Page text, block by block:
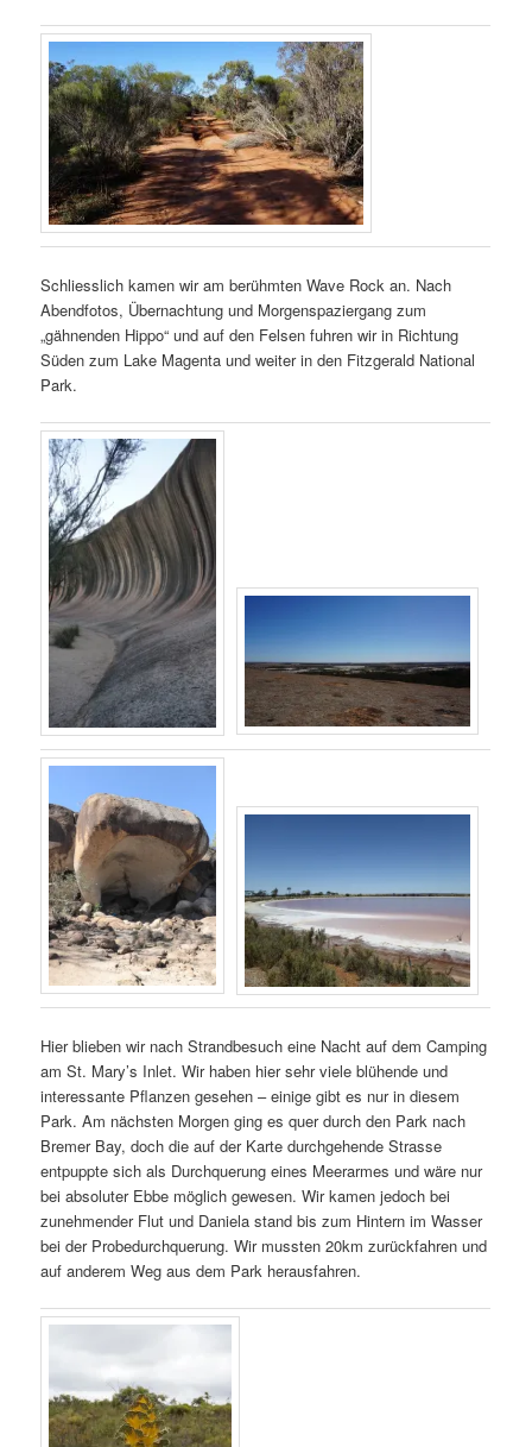
Schliesslich kamen wir am berühmten Wave Rock an. Nach
Abendfotos, Übernachtung und Morgenspaziergang zum
„gähnenden Hippo“ und auf den Felsen fuhren wir in Richtung
Süden zum Lake Magenta und weiter in den Fitzgerald National
Park.
Hier blieben wir nach Strandbesuch eine Nacht auf dem Camping
am St. Mary’s Inlet. Wir haben hier sehr viele blühende und
interessante Pflanzen gesehen – einige gibt es nur in diesem
Park. Am nächsten Morgen ging es quer durch den Park nach
Bremer Bay, doch die auf der Karte durchgehende Strasse
entpuppte sich als Durchquerung eines Meerarmes und wäre nur
bei absoluter Ebbe möglich gewesen. Wir kamen jedoch bei
zunehmender Flut und Daniela stand bis zum Hintern im Wasser
bei der Probedurchquerung. Wir mussten 20km zurückfahren und
auf anderem Weg aus dem Park herausfahren.